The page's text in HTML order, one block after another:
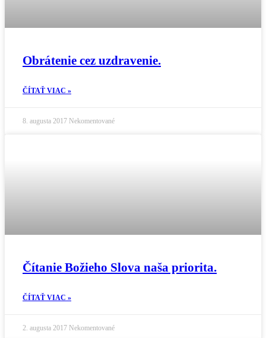
Obrátenie cez uzdravenie.
ČÍTAŤ VIAC »
8. augusta 2017 Nekomentované
Čítanie Božieho Slova naša priorita.
ČÍTAŤ VIAC »
2. augusta 2017 Nekomentované